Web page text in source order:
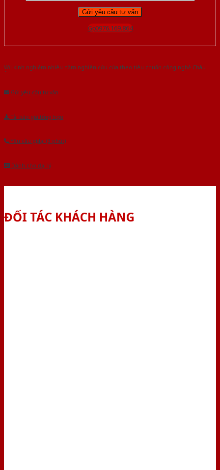
Gọi 0976.169.864
Với kinh nghiệm nhiêu năm nghiên cứu cửa theo tiêu chuẩn công nghệ Châu
Âu.Chúng tôi tự tin là nhà sản xuất & cung cấp hàng đầu tại Việt Nam!
Gửi yêu cầu tư vấn
Tải báo giá tổng hợp
Yêu cầu gọi lại (3 phút)
Dành cho đại lý
ĐỐI TÁC KHÁCH HÀNG